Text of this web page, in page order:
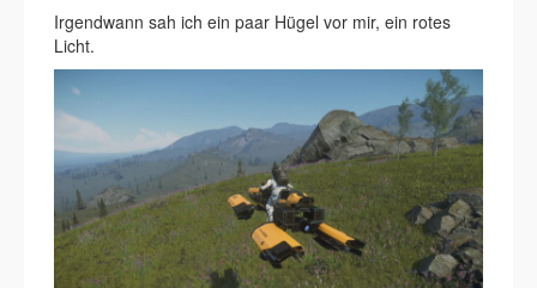
Irgendwann sah ich ein paar Hügel vor mir, ein rotes
Licht.